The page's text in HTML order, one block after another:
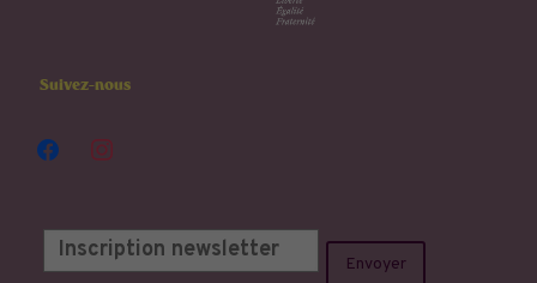
Suivez-nous
facebookinstagram